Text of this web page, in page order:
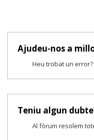
Ajudeu-nos a
Heu trobat un
Teniu algun
Al fòrum resolem